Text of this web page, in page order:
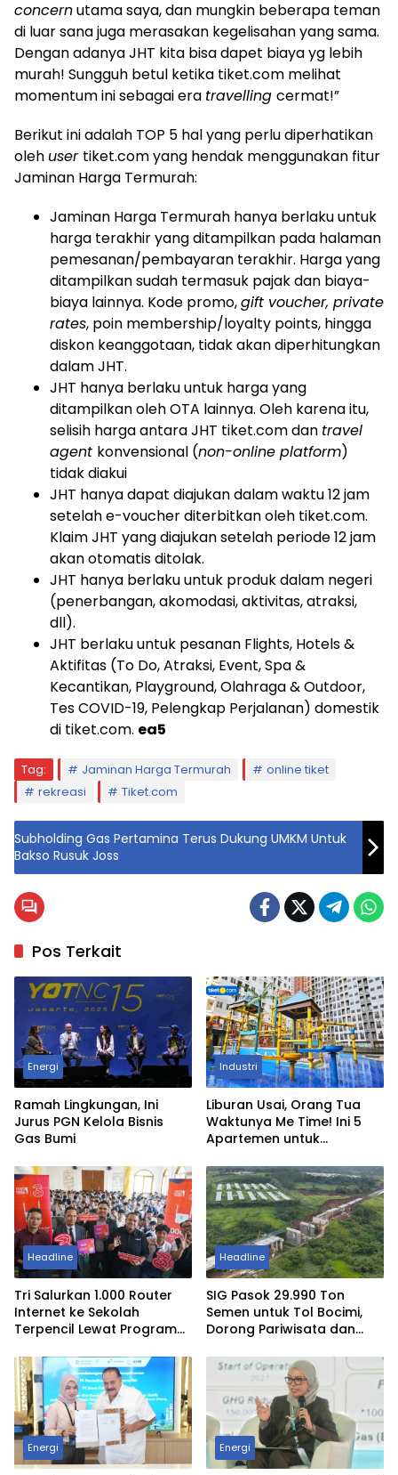
concernutama saya, dan mungkin beberapa teman
di luar sana juga merasakan kegelisahan yang sama.
Dengan adanya JHT kita bisa dapet biaya yg lebih
murah! Sungguh betul ketika tiket.com melihat
momentum ini sebagai era travelling cermat!”
Berikut ini adalah TOP 5 hal yang perlu diperhatikan
oleh user tiket.com yang hendak menggunakan fitur
Jaminan Harga Termurah:
Jaminan Harga Termurah hanya berlaku untuk
harga terakhir yang ditampilkan pada halaman
pemesanan/pembayaran terakhir. Harga yang
ditampilkan sudah termasuk pajak dan biaya-
biaya lainnya. Kode promo,gift voucher, private
rates, poin membership/loyalty points, hingga
diskon keanggotaan, tidak akan diperhitungkan
dalam JHT.
JHT hanya berlaku untuk harga yang
ditampilkan oleh OTA lainnya. Oleh karena itu,
selisih harga antara JHT tiket.com dan travel
agent konvensional (non-online platform)
tidak diakui
JHT hanya dapat diajukan dalam waktu 12 jam
setelah e-voucher diterbitkan oleh tiket.com.
Klaim JHT yang diajukan setelah periode 12 jam
akan otomatis ditolak.
JHT hanya berlaku untuk produk dalam negeri
(penerbangan, akomodasi, aktivitas, atraksi,
dll).
JHT berlaku untuk pesanan Flights, Hotels &
Aktifitas (To Do, Atraksi, Event, Spa &
Kecantikan, Playground, Olahraga & Outdoor,
Tes COVID-19, Pelengkap Perjalanan) domestik
di tiket.com. ea5
Tag: Jaminan Harga Termurah
online tiket
rekreasi
Tiket.com
Subholding Gas Pertamina Terus Dukung UMKM Untuk
Bakso Rusuk Joss
Pos Terkait
Energi
Ramah Lingkungan, Ini
Jurus PGN Kelola Bisnis
Gas Bumi
Industri
Liburan Usai, Orang Tua
Waktunya Me Time! Ini 5
Apartemen untuk
Headline
Tri Salurkan 1.000 Router
Internet ke Sekolah
Terpencil Lewat Program
Headline
SIG Pasok 29.990 Ton
Semen untuk Tol Bocimi,
Dorong Pariwisata dan
Energi Energi